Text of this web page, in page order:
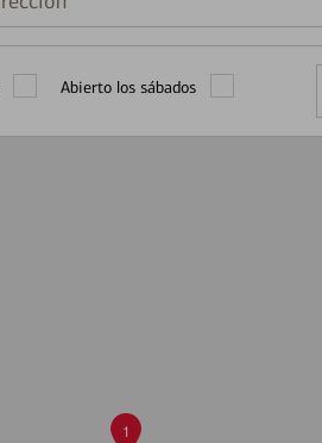
Abierto los sábados
1